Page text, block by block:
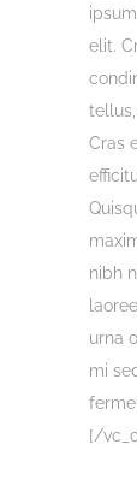
elit.
Cras
nibh
urna
mi
[/